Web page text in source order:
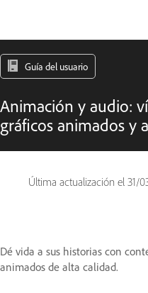
Guía del usuario
Animación y audio:
gráficos animados y
Última actualización el 31/
Dé vida a sus historias con
animados de alta calidad.